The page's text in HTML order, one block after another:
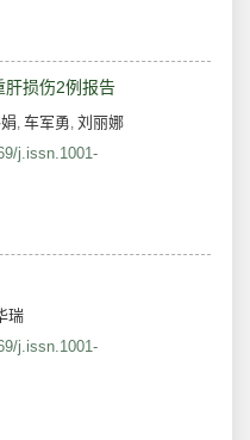
肝损伤2例报告
, 车军勇, 刘丽娜
j.issn.1001-
瑞
j.issn.1001-